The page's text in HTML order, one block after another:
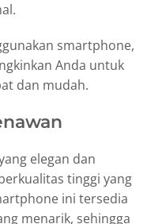
smartphone,
Anda untuk
dan mudah.
elegan dan
tinggi yang
ini tersedia
menarik, sehingga